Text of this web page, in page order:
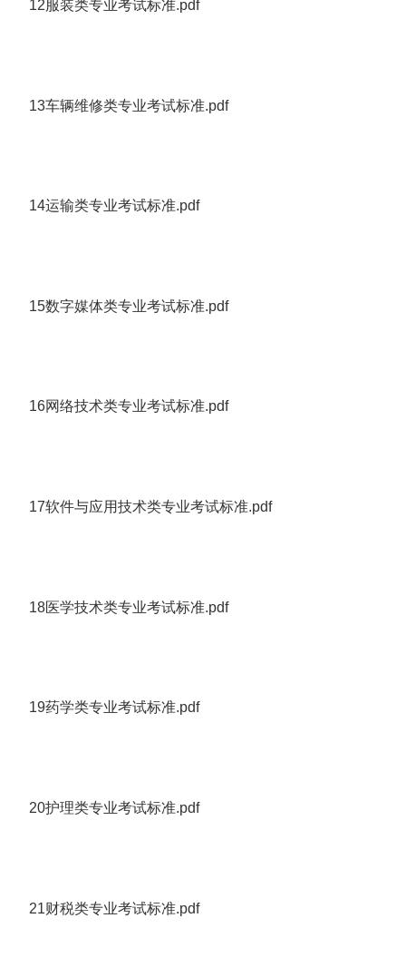
12服装类专业考试标准.pdf
13车辆维修类专业考试标准.pdf
14运输类专业考试标准.pdf
15数字媒体类专业考试标准.pdf
16网络技术类专业考试标准.pdf
17软件与应用技术类专业考试标准.pdf
18医学技术类专业考试标准.pdf
19药学类专业考试标准.pdf
20护理类专业考试标准.pdf
21财税类专业考试标准.pdf